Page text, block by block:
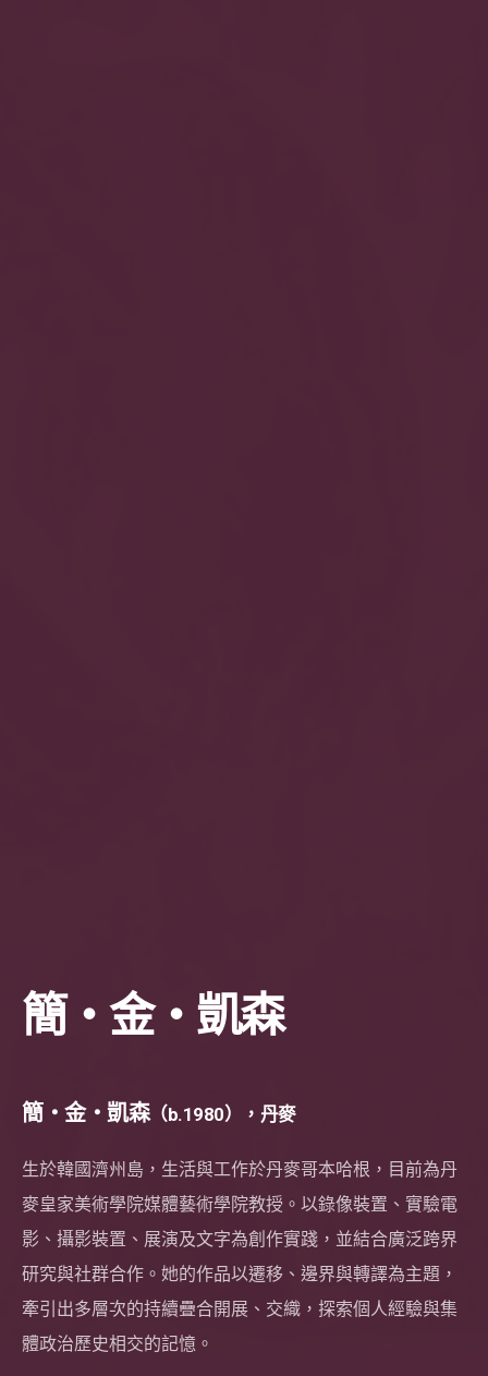
簡・金・凱森
簡・金・凱森（b.1980），丹麥
生於韓國濟州島，生活與工作於丹麥哥本哈根，目前為丹
麥皇家美術學院媒體藝術學院教授。以錄像裝置、實驗電
影、攝影裝置、展演及文字為創作實踐，並結合廣泛跨界
研究與社群合作。她的作品以遷移、邊界與轉譯為主題，
牽引出多層次的持續疊合開展、交織，探索個人經驗與集
體政治歷史相交的記憶。